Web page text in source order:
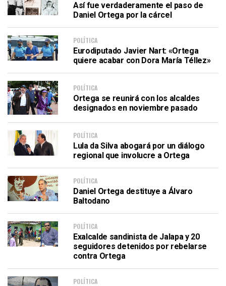
Así fue verdaderamente el paso de
Daniel Ortega por la cárcel
POLÍTICA
Eurodiputado Javier Nart: «Ortega
quiere acabar con Dora María Téllez»
POLÍTICA
Ortega se reunirá con los alcaldes
designados en noviembre pasado
POLÍTICA
Lula da Silva abogará por un diálogo
regional que involucre a Ortega
POLÍTICA
Daniel Ortega destituye a Álvaro
Baltodano
POLÍTICA
Exalcalde sandinista de Jalapa y 20
seguidores detenidos por rebelarse
contra Ortega
POLÍTICA